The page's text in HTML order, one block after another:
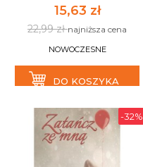
15,63 zł
22,99 złnajniższa cena
NOWOCZESNE
DO KOSZYKA
-32%